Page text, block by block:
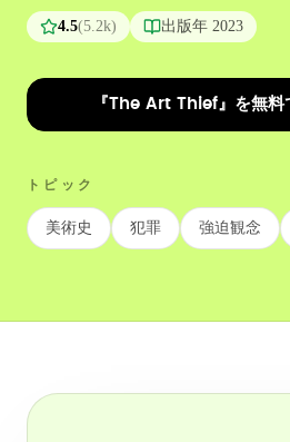
4.5(5.2k) 出版年 2023
『The Art Thief』を無料
トピック
美術史 犯罪 強迫観念